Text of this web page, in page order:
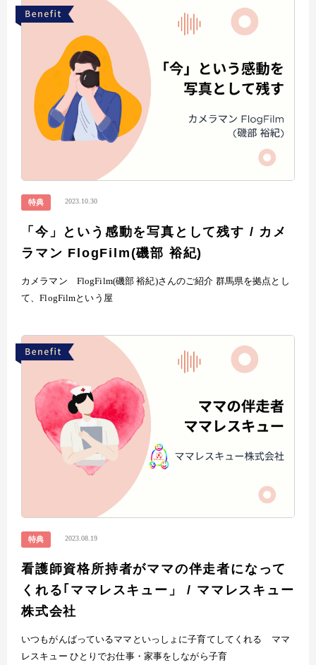
特典 2023.10.30
「今」という感動を写真として残す / カメ
ラマン FlogFilm(磯部 裕紀)
カメラマン FlogFilm(磯部 裕紀)さんのご紹介 群馬県を拠点とし
て、FlogFilmという屋
特典 2023.08.19
看護師資格所持者がママの伴走者になって
くれる｢ママレスキュー」 / ママレスキュー
株式会社
いつもがんばっているママといっしょに子育てしてくれる ママ
レスキュー ひとりでお仕事・家事をしながら子育